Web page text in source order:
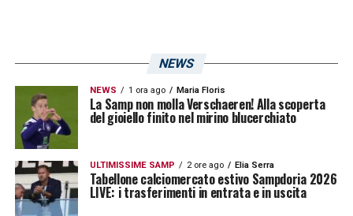
NEWS
NEWS 1 ora ago Maria Floris
La Samp non molla Verschaeren! Alla scoperta
del gioiello finito nel mirino blucerchiato
ULTIMISSIME SAMP 2 ore ago Elia Serra
Tabellone calciomercato estivo Sampdoria 2026
LIVE: i trasferimenti in entrata e in uscita